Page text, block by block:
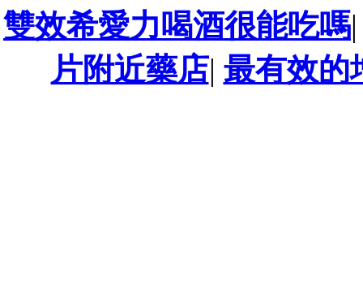
雙效希愛力喝酒很能吃嗎
片附近藥店| 最有效的